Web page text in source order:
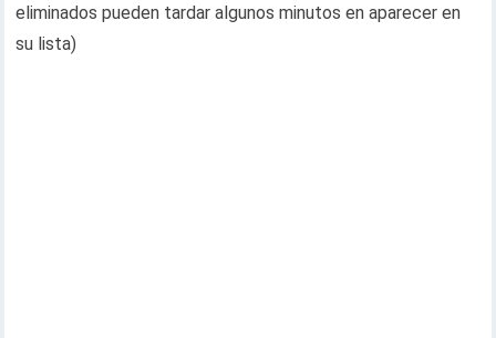
eliminados pueden tardar algunos minutos en aparecer en
su lista)